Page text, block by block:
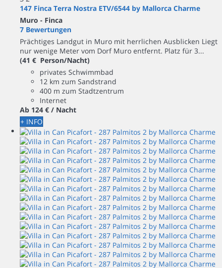
147 Finca Terra Nostra ETV/6544 by Mallorca Charme
Muro - Finca
7 Bewertungen
Prächtiges Landgut in Muro mit herrlichen Ausblicken Liegt
nur wenige Meter vom Dorf Muro entfernt. Platz für 3...
(41 € Person/Nacht)
privates Schwimmbad
12 km zum Sandstrand
400 m zum Stadtzentrum
Internet
Ab 124 € / Nacht
+ INFO